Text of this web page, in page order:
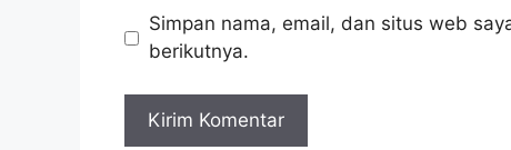
Simpan nama, email, dan situs web
berikutnya.